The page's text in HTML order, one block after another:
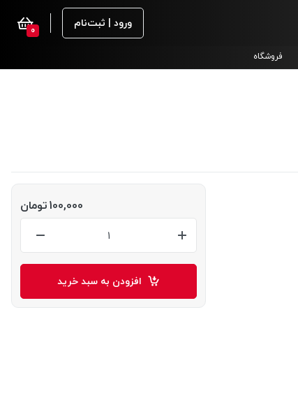
ورود | ثبت‌نام 0
فروشگاه
100,000تومان
افزودن به سبد خرید